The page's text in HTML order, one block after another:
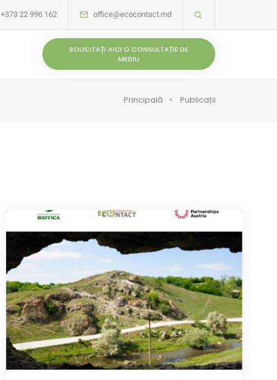
+373 22 996 162 office@ecocontact.md
SOLICITAȚI AICI O CONSULTAȚIE DE
MEDIU
Principală Publicații